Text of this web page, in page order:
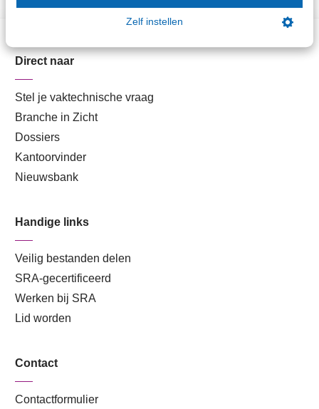
Zelf instellen
Direct naar
Stel je vaktechnische vraag
Branche in Zicht
Dossiers
Kantoorvinder
Nieuwsbank
Handige links
Veilig bestanden delen
SRA-gecertificeerd
Werken bij SRA
Lid worden
Contact
Contactformulier